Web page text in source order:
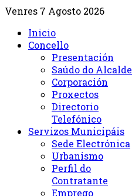
Venres 7 Agosto 2026
Inicio
Concello
Presentación
Saúdo do Alcalde
Corporación
Proxectos
Directorio
Telefónico
Servizos Municipáis
Sede Electrónica
Urbanismo
Perfil do
Contratante
Emprego